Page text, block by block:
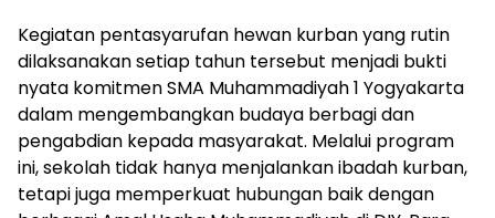
Kegiatan pentasyarufan hewan kurban yang rutin
dilaksanakan setiap tahun tersebut menjadi bukti
nyata komitmen SMA Muhammadiyah 1 Yogyakarta
dalam mengembangkan budaya berbagi dan
pengabdian kepada masyarakat. Melalui program
ini, sekolah tidak hanya menjalankan ibadah kurban,
tetapi juga memperkuat hubungan baik dengan